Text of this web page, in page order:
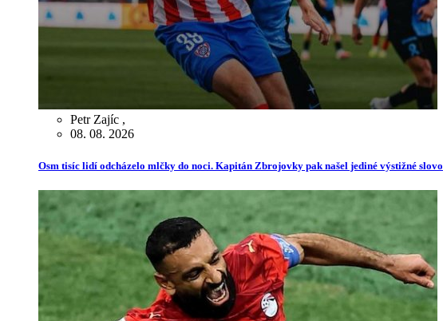
Petr Zajíc ,
08. 08. 2026
Osm tisíc lidí odcházelo mlčky do noci. Kapitán Zbrojovky pak našel jediné výstižné slovo